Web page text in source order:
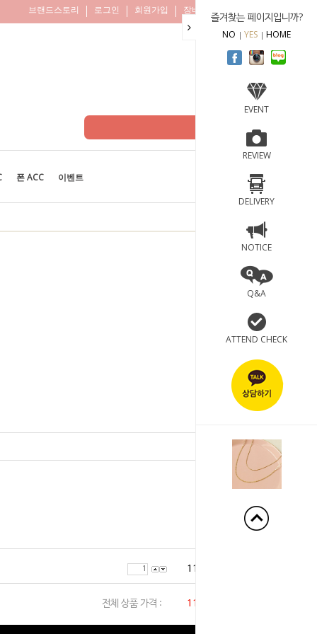
즐겨찾는 페이지입니까?
NO YES HOME
EVENT
REVIEW
DELIVERY
NOTICE
Q&A
ATTEND CHECK
브랜드스토리 로그인 회원가입 장바구니
폰 ACC 이벤트
11,000
전체 상품 가격 : 11,000